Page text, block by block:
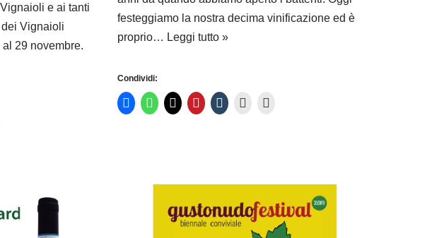
e ai tanti
Vignaioli
29 novembre.
festeggiamo la nostra decima vinificazione ed è
proprio… Leggi tutto »
Condividi: